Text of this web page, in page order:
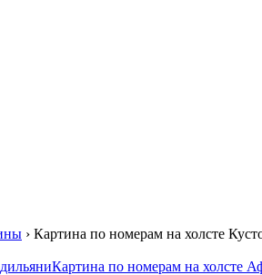
› Картина по номерам на холсте
Картина по номерам на холсте